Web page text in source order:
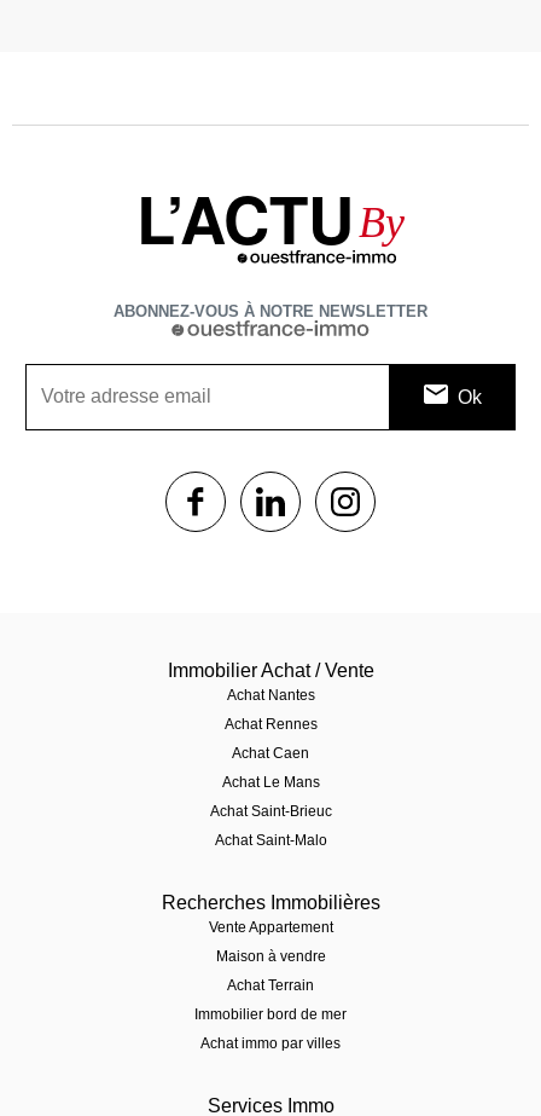
L’ACTU By
ABONNEZ-VOUS À NOTRE NEWSLETTER
1$s 1$s
Immobilier Achat / Vente
Achat Nantes
Achat Rennes
Achat Caen
Achat Le Mans
Achat Saint-Brieuc
Achat Saint-Malo
Recherches Immobilières
Vente Appartement
Maison à vendre
Achat Terrain
Immobilier bord de mer
Achat immo par villes
Services Immo